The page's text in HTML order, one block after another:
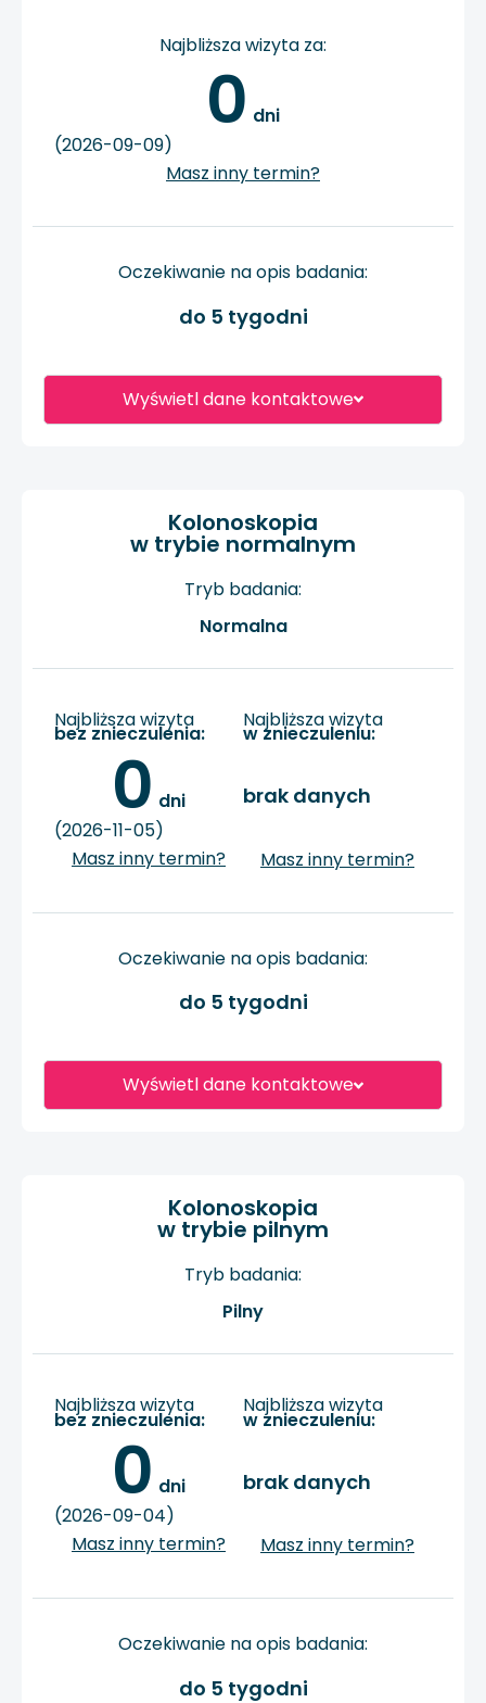
Wyświetl dane kontaktowe
Najbliższa wizyta za:
0 dni
(2026-09-09)
Masz inny termin?
Oczekiwanie na opis badania:
do 5 tygodni
Wyświetl dane kontaktowe
Kolonoskopia
w trybie normalnym
Tryb badania:
Normalna
Najbliższa wizyta
bez znieczulenia:
0 dni
(2026-11-05)
Masz inny termin?
Najbliższa wizyta
w znieczuleniu:
brak danych
Masz inny termin?
Oczekiwanie na opis badania:
do 5 tygodni
Kolonoskopia
w trybie pilnym
Tryb badania:
Pilny
Najbliższa wizyta
bez znieczulenia:
0 dni
(2026-09-04)
Masz inny termin?
Najbliższa wizyta
w znieczuleniu:
brak danych
Masz inny termin?
Oczekiwanie na opis badania:
do 5 tygodni